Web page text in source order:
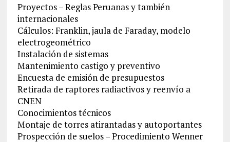
Proyectos – Reglas Peruanas y también
internacionales
Cálculos: Franklin, jaula de Faraday, modelo
electrogeométrico
Instalación de sistemas
Mantenimiento castigo y preventivo
Encuesta de emisión de presupuestos
Retirada de raptores radiactivos y reenvío a
CNEN
Conocimientos técnicos
Montaje de torres atirantadas y autoportantes
Prospección de suelos – Procedimiento Wenner